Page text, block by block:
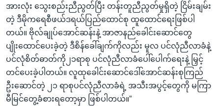
အားလုံး သွေးစည်းညီညွတ်ပြီး တန်းတူညီညွတ်မှုရှိတဲ့ ငြိမ်းချမ်း
တဲ့ ဒီမိုကရေစီဖယ်ဒရယ်ပြည်ထောင်စု ထူထောင်ရေးဖြစ်ပါ
တယ်။ ဗိုလ်ချုပ်အောင်ဆန်းနဲ့ အာဇာနည်ခေါင်းဆောင်တွေ
ပျိုးထောင်ပေးခဲ့တဲ့ ဒီစိန်ခေါ်ချက်ကိုလည်း မူလ ပင်လုံညီလာခံနဲ့
ပင်လုံစိတ်ဓာတ်ကို၂၁ရာစု ပင်လုံညီလာခံပေါ်ပေါက်ရေးနဲ့ မြှင့်
တင်ပေးခဲ့ပါတယ်။ လူထုခေါင်းဆောင်ဒေါ်အောင်ဆန်းစုကြည်
ဦးဆောင်တဲ့ ၂၁ ရာစုပင်လုံညီလာခံရဲ့ အသီးအပွင့်တွေကို မကြာ
မီမြင်တွေ့ခံစားရတော့မှာ ဖြစ်ပါတယ်။”